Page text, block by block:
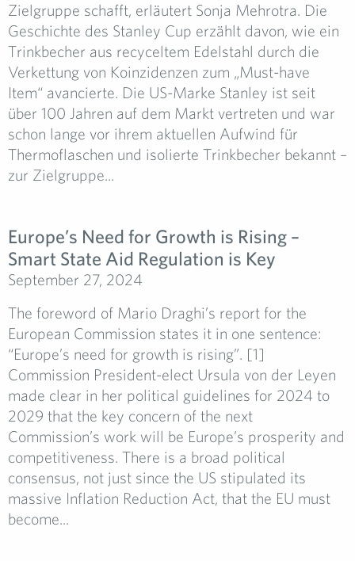
Zielgruppe schafft, erläutert Sonja Mehrotra. Die
Geschichte des Stanley Cup erzählt davon, wie ein
Trinkbecher aus recyceltem Edelstahl durch die
Verkettung von Koinzidenzen zum „Must-have
Item“ avancierte. Die US-Marke Stanley ist seit
über 100 Jahren auf dem Markt vertreten und war
schon lange vor ihrem aktuellen Aufwind für
Thermoflaschen und isolierte Trinkbecher bekannt –
zur Zielgruppe...
Europe’s Need for Growth is Rising –
Smart State Aid Regulation is Key
September 27, 2024
The foreword of Mario Draghi’s report for the
European Commission states it in one sentence:
“Europe’s need for growth is rising”. [1]
Commission President-elect Ursula von der Leyen
made clear in her political guidelines for 2024 to
2029 that the key concern of the next
Commission’s work will be Europe’s prosperity and
competitiveness. There is a broad political
consensus, not just since the US stipulated its
massive Inflation Reduction Act, that the EU must
become...